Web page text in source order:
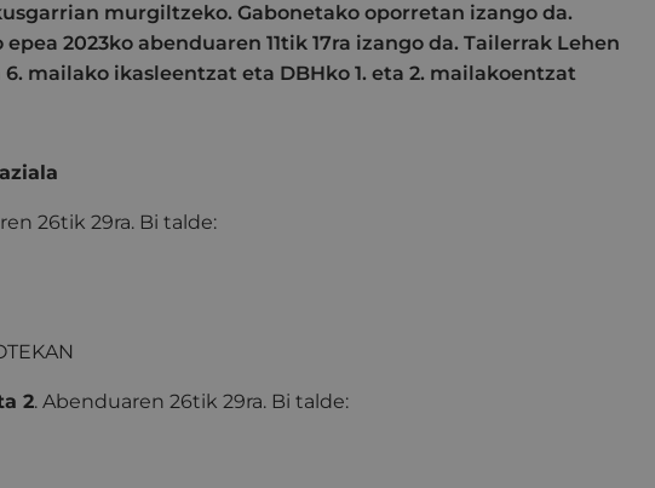
murgiltzeko. Gabonetako oporretan izango da.
2023ko abenduaren 11tik 17ra izango da. Tailerrak Lehen
6. mailako ikasleentzat eta DBHko 1. eta 2. mailakoentzat
26tik 29ra. Bi talde:
2. Abenduaren 26tik 29ra. Bi talde: